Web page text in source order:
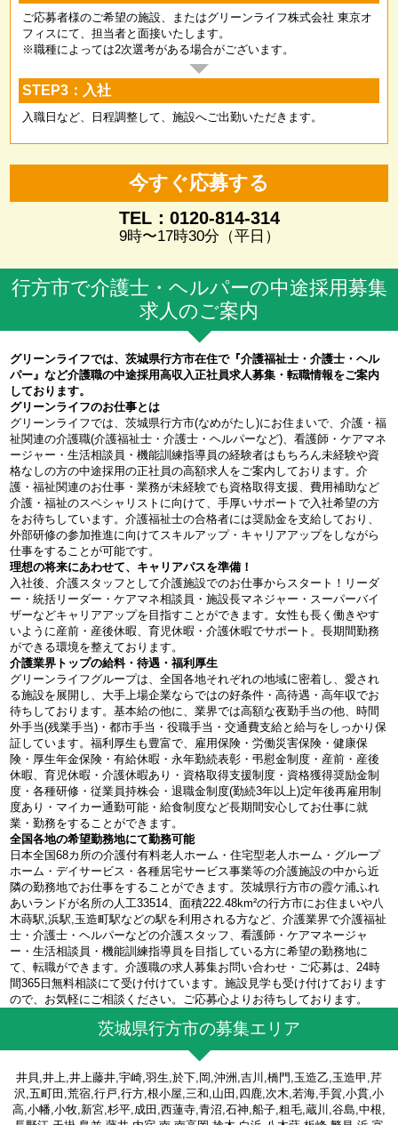
ご応募者様のご希望の施設、またはグリーンライフ株式会社 東京オ
フィスにて、担当者と面接いたします。
※職種によっては2次選考がある場合がございます。
STEP3：入社
入職日など、日程調整して、施設へご出勤いただきます。
今すぐ応募する
TEL：0120-814-314
9時〜17時30分（平日）
行方市で介護士・ヘルパーの中途採用募集
求人のご案内
グリーンライフでは、茨城県行方市在住で『介護福祉士・介護士・ヘル
パー』など介護職の中途採用高収入正社員求人募集・転職情報をご案内
しております。
グリーンライフのお仕事とは
グリーンライフでは、茨城県行方市(なめがたし)にお住まいで、介護・福
祉関連の介護職(介護福祉士・介護士・ヘルパーなど)、看護師・ケアマネ
ージャー・生活相談員・機能訓練指導員の経験者はもちろん未経験や資
格なしの方の中途採用の正社員の高額求人をご案内しております。介
護・福祉関連のお仕事・業務が未経験でも資格取得支援、費用補助など
介護・福祉のスペシャリストに向けて、手厚いサポートで入社希望の方
をお待ちしています。介護福祉士の合格者には奨励金を支給しており、
外部研修の参加推進に向けてスキルアップ・キャリアアップをしながら
仕事をすることが可能です。
理想の将来にあわせて、キャリアパスを準備！
入社後、介護スタッフとして介護施設でのお仕事からスタート！リーダ
ー・統括リーダー・ケアマネ相談員・施設長マネジャー・スーパーバイ
ザーなどキャリアアップを目指すことができます。女性も長く働きやす
いように産前・産後休暇、育児休暇・介護休暇でサポート。長期間勤務
ができる環境を整えております。
介護業界トップの給料・待遇・福利厚生
グリーンライフグループは、全国各地それぞれの地域に密着し、愛され
る施設を展開し、大手上場企業ならではの好条件・高待遇・高年収でお
待ちしております。基本給の他に、業界では高額な夜勤手当の他、時間
外手当(残業手当)・都市手当・役職手当・交通費支給と給与をしっかり保
証しています。福利厚生も豊富で、雇用保険・労働災害保険・健康保
険・厚生年金保険・有給休暇・永年勤続表彰・弔慰金制度・産前・産後
休暇、育児休暇・介護休暇あり・資格取得支援制度・資格獲得奨励金制
度・各種研修・従業員持株会・退職金制度(勤続3年以上)定年後再雇用制
度あり・マイカー通勤可能・給食制度など長期間安心してお仕事に就
業・勤務をすることができます。
全国各地の希望勤務地にて勤務可能
日本全国68カ所の介護付有料老人ホーム・住宅型老人ホーム・グループ
ホーム・デイサービス・各種居宅サービス事業等の介護施設の中から近
隣の勤務地でお仕事をすることができます。茨城県行方市の霞ケ浦ふれ
あいランドが名所の人工33514、面積222.48km²の行方市にお住まいや八
木蒔駅,浜駅,玉造町駅などの駅を利用される方など、介護業界で介護福祉
士・介護士・ヘルパーなどの介護スタッフ、看護師・ケアマネージャ
ー・生活相談員・機能訓練指導員を目指している方に希望の勤務地に
て、転職ができます。介護職の求人募集お問い合わせ・ご応募は、24時
間365日無料相談にて受け付けています。施設見学も受け付けております
ので、お気軽にご相談ください。ご応募心よりお待ちしております。
茨城県行方市の募集エリア
井貝,井上,井上藤井,宇崎,羽生,於下,岡,沖洲,吉川,橋門,玉造乙,玉造甲,芹
沢,五町田,荒宿,行戸,行方,根小屋,三和,山田,四鹿,次木,若海,手賀,小貫,小
高,小幡,小牧,新宮,杉平,成田,西蓮寺,青沼,石神,船子,粗毛,蔵川,谷島,中根,